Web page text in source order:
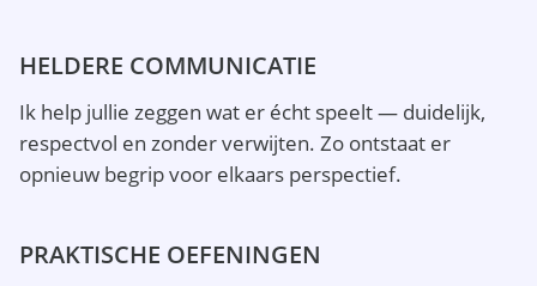
HELDERE COMMUNICATIE
Ik help jullie zeggen wat er écht speelt — duidelijk,
respectvol en zonder verwijten. Zo ontstaat er
opnieuw begrip voor elkaars perspectief.
PRAKTISCHE OEFENINGEN